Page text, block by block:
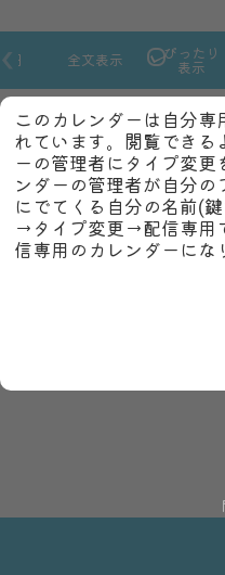
このカレンダーは自分専
れています。閲覧できる
ーの管理者にタイプ変
ンダーの管理者が自分
にでてくる自分の名前(
→タイプ変更→配信専用
信専用のカレンダーにな
ぴったり
表示
全文表示
日